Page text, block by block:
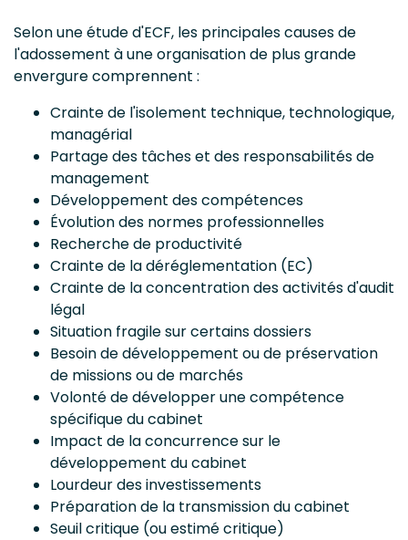
Selon une étude d'ECF, les principales causes de
l'adossement à une organisation de plus grande
envergure comprennent :
Crainte de l'isolement technique, technologique,
managérial
Partage des tâches et des responsabilités de
management
Développement des compétences
Évolution des normes professionnelles
Recherche de productivité
Crainte de la déréglementation (EC)
Crainte de la concentration des activités d'audit
légal
Situation fragile sur certains dossiers
Besoin de développement ou de préservation
de missions ou de marchés
Volonté de développer une compétence
spécifique du cabinet
Impact de la concurrence sur le
développement du cabinet
Lourdeur des investissements
Préparation de la transmission du cabinet
Seuil critique (ou estimé critique)